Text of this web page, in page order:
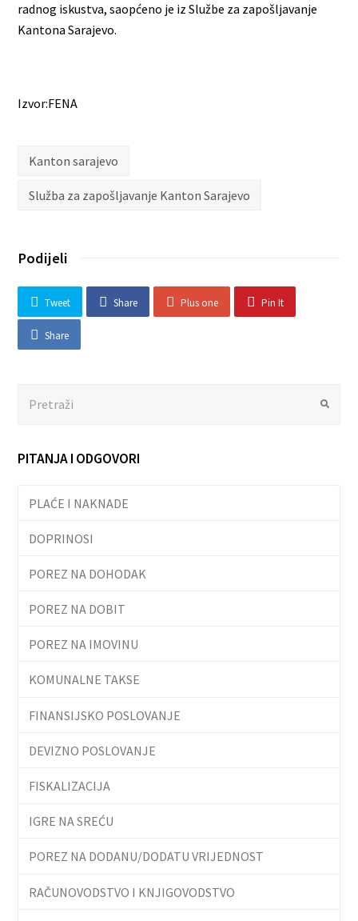
radnog iskustva, saopćeno je iz Službe za zapošljavanje
Kantona Sarajevo.
Izvor:FENA
Kanton sarajevo
Služba za zapošljavanje Kanton Sarajevo
Podijeli
Tweet Share Plus one Pin It
Share
Submit
PITANJA I ODGOVORI
PLAĆE I NAKNADE
DOPRINOSI
POREZ NA DOHODAK
POREZ NA DOBIT
POREZ NA IMOVINU
KOMUNALNE TAKSE
FINANSIJSKO POSLOVANJE
DEVIZNO POSLOVANJE
FISKALIZACIJA
IGRE NA SREĆU
POREZ NA DODANU/DODATU VRIJEDNOST
RAČUNOVODSTVO I KNJIGOVODSTVO